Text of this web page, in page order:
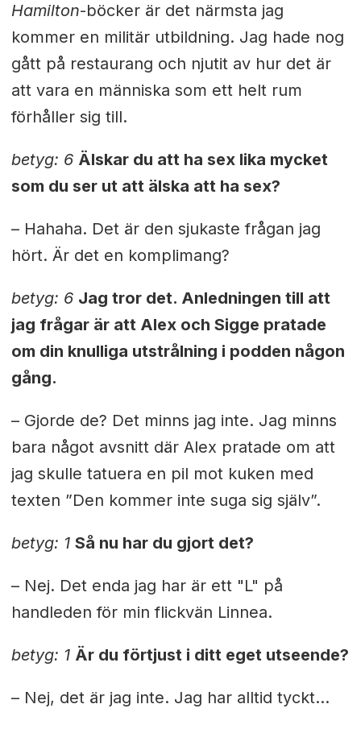
Hamilton-böcker är det närmsta jag
kommer en militär utbildning. Jag hade nog
gått på restaurang och njutit av hur det är
att vara en människa som ett helt rum
förhåller sig till.
betyg: 6 Älskar du att ha sex lika mycket
som du ser ut att älska att ha sex?
– Hahaha. Det är den sjukaste frågan jag
hört. Är det en komplimang?
betyg: 6 Jag tror det. Anledningen till att
jag frågar är att Alex och Sigge pratade
om din knulliga utstrålning i podden någon
gång.
– Gjorde de? Det minns jag inte. Jag minns
bara något avsnitt där Alex pratade om att
jag skulle tatuera en pil mot kuken med
texten ”Den kommer inte suga sig själv”.
betyg: 1 Så nu har du gjort det?
– Nej. Det enda jag har är ett "L" på
handleden för min flickvän Linnea.
betyg: 1 Är du förtjust i ditt eget utseende?
– Nej, det är jag inte. Jag har alltid tyckt...